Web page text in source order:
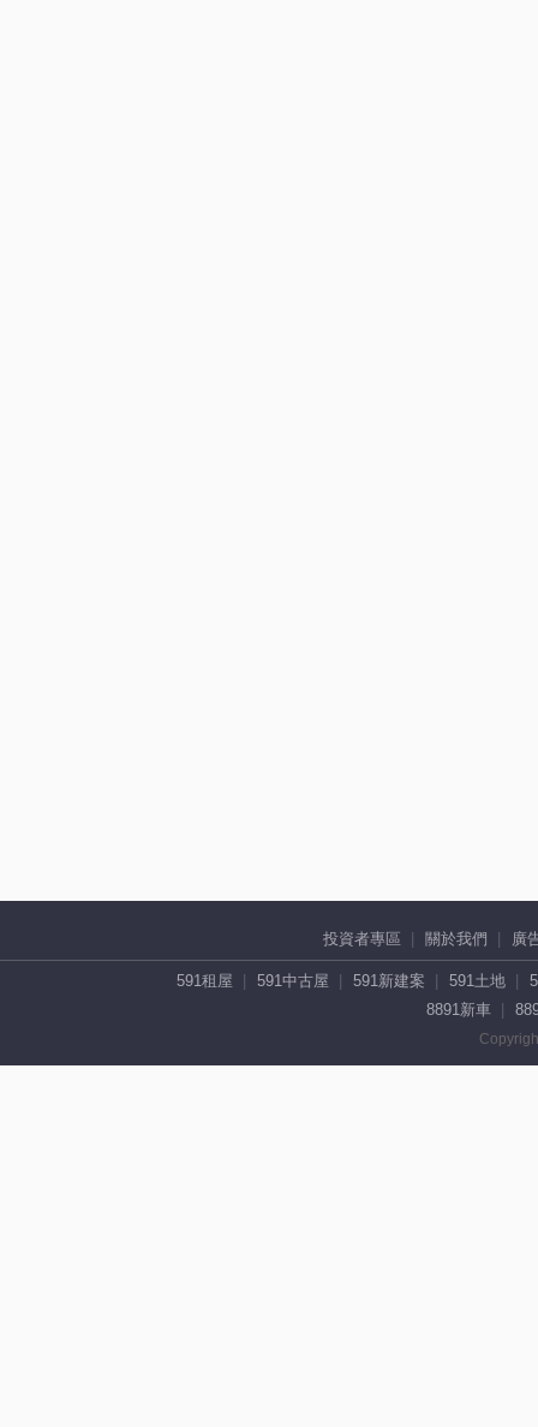
投資者專區 關於我們 廣
591租屋 591中古屋 591新建案 591土地
8891新車